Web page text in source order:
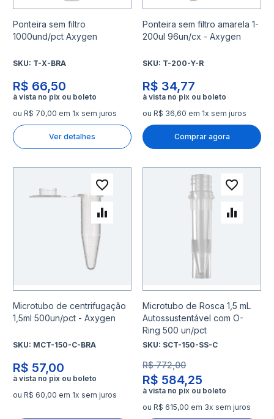
Ponteira sem filtro
1000und/pct Axygen
SKU: T-X-BRA
R$ 66,50
ou R$ 70,00 em 1x sem juros
Ver detalhes
Ponteira sem filtro amarela 1-
200ul 96un/cx - Axygen
SKU: T-200-Y-R
R$ 34,77
ou R$ 36,60 em 1x sem juros
Comprar agora
Microtubo de centrifugação
1,5ml 500un/pct - Axygen
SKU: MCT-150-C-BRA
R$ 57,00
ou R$ 60,00 em 1x sem juros
Adicionar à lista de
Adicionar para Comparar
Microtubo de Rosca 1,5 mL
Autossustentável com O-
Ring 500 un/pct
SKU: SCT-150-SS-C
R$ 584,25
R$ 772,00
ou R$ 615,00 em 3x sem juros